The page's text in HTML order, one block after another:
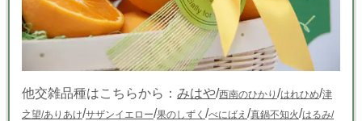
他交雑品種はこちらから： みはや/西南のひかり /はれひめ/津
之望/ありあけ/サザンイエロー/果のしずく /べにばえ /真鍋不知火/はるみ/